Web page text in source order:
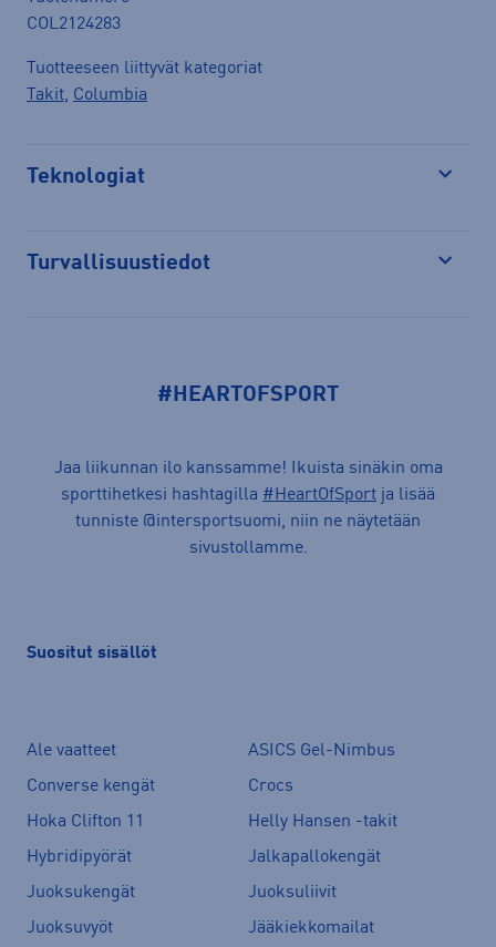
COL2124283
Tuotteeseen liittyvät kategoriat
Takit, Columbia
Teknologiat
Turvallisuustiedot
#HEARTOFSPORT
Jaa liikunnan ilo kanssamme! Ikuista sinäkin oma
sporttihetkesi hashtagilla #HeartOfSport ja lisää
tunniste @intersportsuomi, niin ne näytetään
sivustollamme.
Suositut sisällöt
Ale vaatteet
ASICS Gel-Nimbus
Converse kengät
Crocs
Hoka Clifton 11
Helly Hansen -takit
Hybridipyörät
Jalkapallokengät
Juoksukengät
Juoksuliivit
Juoksuvyöt
Jääkiekkomailat